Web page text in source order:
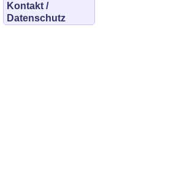
Kontakt /
Datenschutz